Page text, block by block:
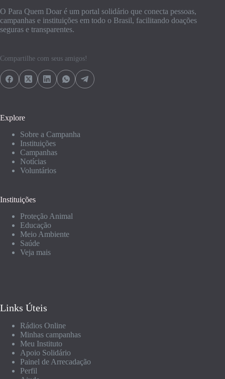
O Para Quem Doar é um portal solidário que conecta pessoas,
campanhas e instituições em todo o Brasil, facilitando doações
seguras e transparentes.
Compartilhe com seus amigos!
Explore
Sobre a Campanha
Instituições
Campanhas
Notícias
Voluntários
Instituições
Proteção Animal
Educação
Meio Ambiente
Saúde
Veja mais
Links Úteis
Rádios Online
Minhas campanhas
Meu Instituto
Apoio Solidário
Painel de Arrecadação
Perfil